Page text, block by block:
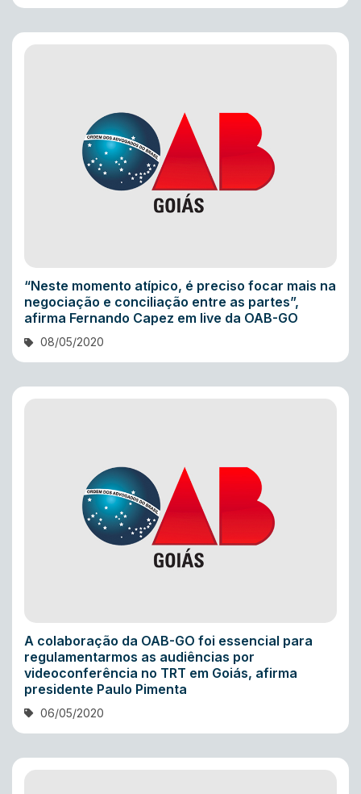
“Neste momento atípico, é preciso focar mais na
negociação e conciliação entre as partes”,
afirma Fernando Capez em live da OAB-GO
08/05/2020
A colaboração da OAB-GO foi essencial para
regulamentarmos as audiências por
videoconferência no TRT em Goiás, afirma
presidente Paulo Pimenta
06/05/2020